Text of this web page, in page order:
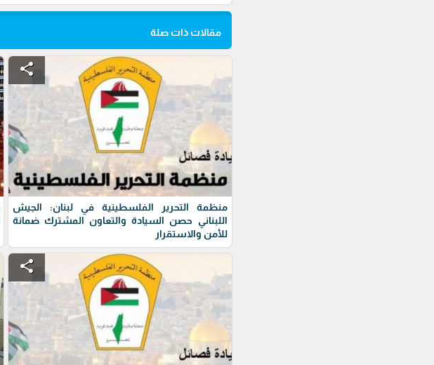
مقالات ذات صلة
share
منظمة التحرير الفلسطينية في لبنان: الجيش
اللبناني حصن السيادة والتعاون المشترك ضمانة
للأمن والاستقرار
share